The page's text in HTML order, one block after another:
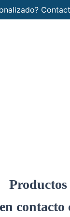
Productos
contacto